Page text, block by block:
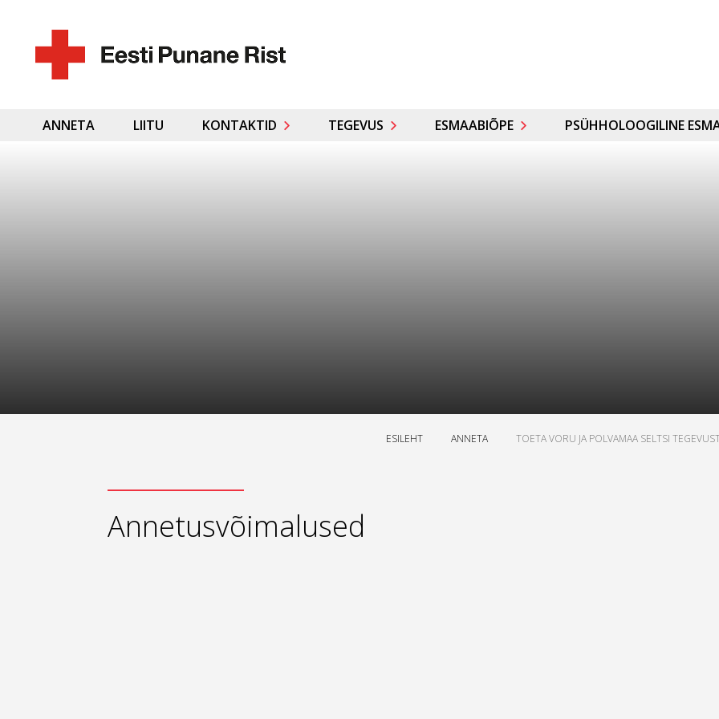
ANNETA LIITU KONTAKTID TEGEVUS ESMAABIÕPE PSÜHHOLOOGILINE
ESILEHT ANNETA TOETA VORU JA POLVAMAA SELTSI
Annetusvõimalused